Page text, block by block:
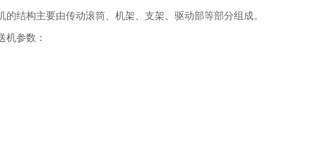
结构主要由传动滚筒、机架、支架、驱动部等部分组成。
机参数：